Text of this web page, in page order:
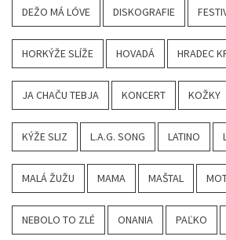
DEŽO MÁ LÓVE DISKOGRAFIE
HORKÝŽE SLÍŽE HOVADÁ HRADEC
JA CHAČU TEBJA KONCERT KOŽKY
KÝŽE SLIZ L.A.G. SONG LATINO
MALÁ ŽUŽU MAMA MAŠTAL
NEBOLO TO ZLÉ ONANIA PAĽKO